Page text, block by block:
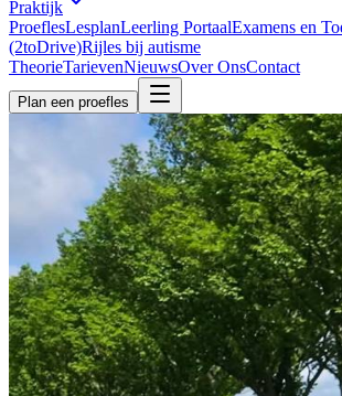
Praktijk
ProeflesLesplanLeerling PortaalExamens en
(2toDrive)Rijles bij autisme
TheorieTarievenNieuwsOver OnsContact
Plan een proefles